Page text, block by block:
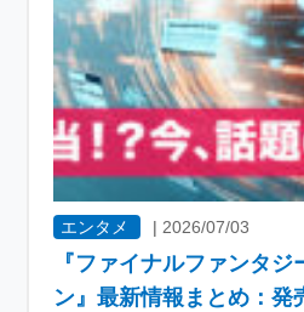
エンタメ | 2026/07/03
『ファイナルファンタ
ン』最新情報まとめ：発